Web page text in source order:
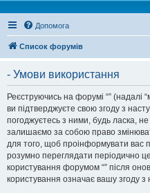
Допомога
Список форумів
- Умови використання
Реєструючись на форумі “” (надалі
ви підтверджуєте свою згоду з
погоджуєтесь з ними, будь ласка,
залишаємо за собою право
для того, щоб проінформувати вас
розумно переглядати періодично
користування форумом “” після
користування означає вашу згоду з